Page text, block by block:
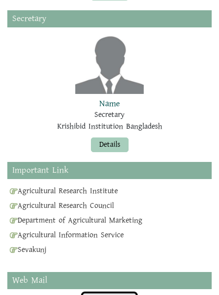
Secretary
Name
Secretary
Krishibid Institution Bangladesh
Details
Important Link
Agricultural Research Institute
Agricultural Research Council
Department of Agricultural Marketing
Agricultural Information Service
Sevakunj
Web Mail